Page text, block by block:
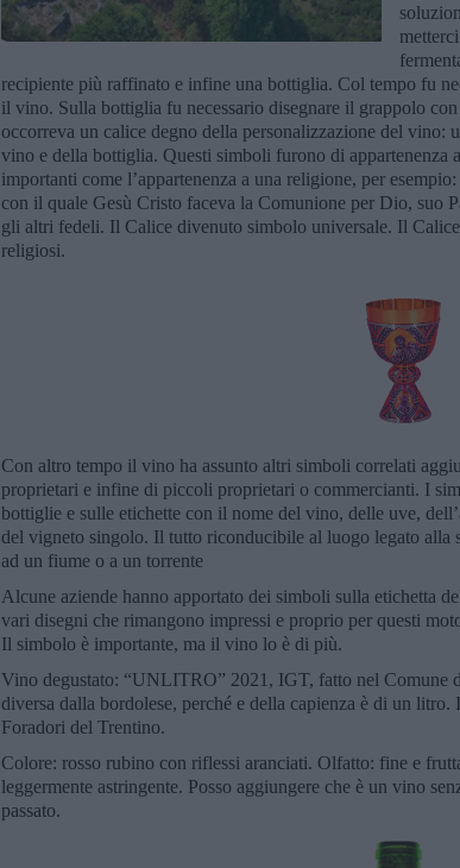
recipiente più raffinato e infine una bottiglia. Col tempo fu
il vino. Sulla bottiglia fu necessario disegnare il grappolo
occorreva un calice degno della personalizzazione del vino:
vino e della bottiglia. Questi simboli furono di appartenenza
importanti come l’appartenenza a una religione, per
con il quale Gesù Cristo faceva la Comunione per Dio, suo
gli altri fedeli. Il Calice divenuto simbolo universale. Il
religiosi.
Con altro tempo il vino ha assunto altri simboli correlati
proprietari e infine di piccoli proprietari o commercianti. I
bottiglie e sulle etichette con il nome del vino, delle uve,
del vigneto singolo. Il tutto riconducibile al luogo legato
ad un fiume o a un torrente
Alcune aziende hanno apportato dei simboli sulla etichetta
vari disegni che rimangono impressi e proprio per questi
Il simbolo è importante, ma il vino lo è di più.
Vino degustato: “UNLITRO” 2021, IGT, fatto nel Comune
diversa dalla bordolese, perché e della capienza è di un
Foradori del Trentino.
Colore: rosso rubino con riflessi aranciati. Olfatto: fine e
leggermente astringente. Posso aggiungere che è un vino
passato.